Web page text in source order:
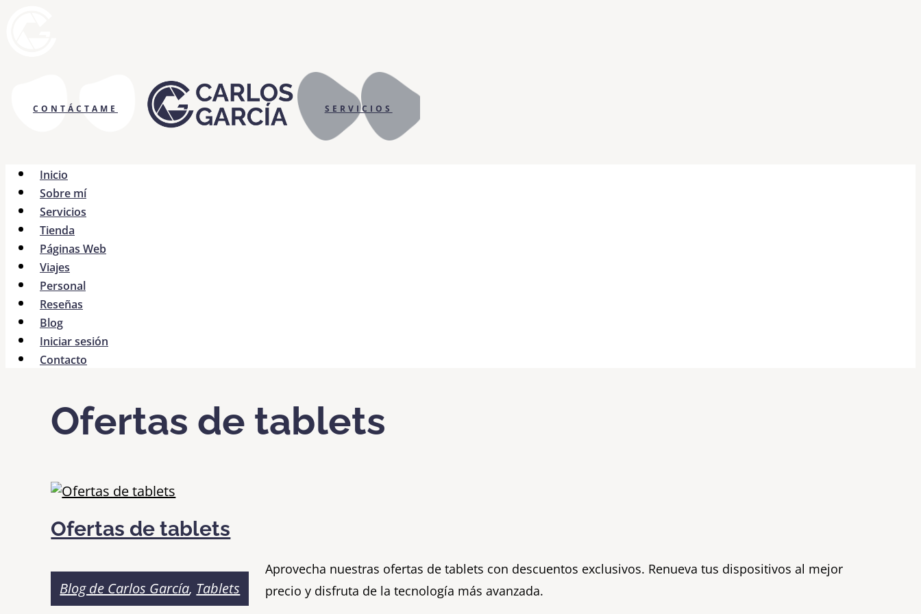
CONTÁCTAME SERVICIOS
Inicio
Sobre mí
Servicios
Tienda
Páginas Web
Viajes
Personal
Reseñas
Blog
Iniciar sesión
Contacto
Ofertas de tablets
Ofertas de tablets
Blog de Carlos García, Tablets
Aprovecha nuestras ofertas de tablets con descuentos exclusivos. Renueva tus dispositivos al mejor
precio y disfruta de la tecnología más avanzada.